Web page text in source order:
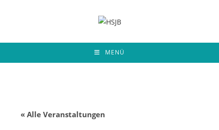
MENÜ
« Alle Veranstaltungen